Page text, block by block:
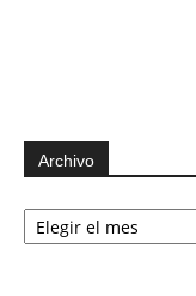
Archivo
Archivo